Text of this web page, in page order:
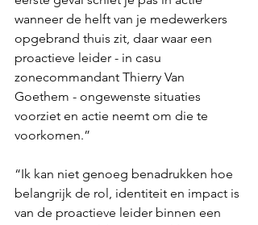
wanneer de helft van je medewerkers
opgebrand thuis zit, daar waar een
proactieve leider - in casu
zonecommandant Thierry Van
Goethem - ongewenste situaties
voorziet en actie neemt om die te
voorkomen.”
“Ik kan niet genoeg benadrukken hoe
belangrijk de rol, identiteit en impact is
van de proactieve leider binnen een